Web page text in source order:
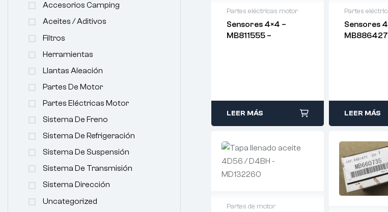
Partes eléctricas motor
Sensores 4×4 –
MB811555 –
LEER MÁS
Partes
Sensores
LEER MÁS
Partes de motor
Accesorios Camping
Aceites / Aditivos
Filtros
Herramientas
Llantas Aleación
Partes De Motor
Partes Eléctricas Motor
Sistema De Freno
Sistema De Refrigeración
Sistema De Suspensión
Sistema De Transmisión
Sistema Dirección
Uncategorized